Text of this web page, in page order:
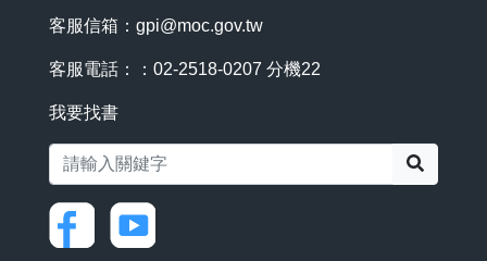
客服信箱： gpi@moc.gov.tw
客服電話：：02-2518-0207 分機22
我要找書